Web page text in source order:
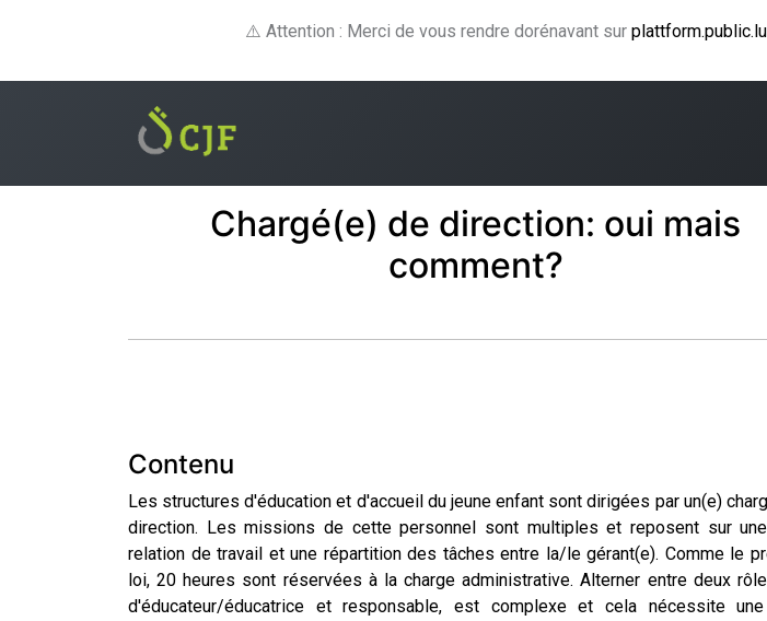
⚠️ Attention : Merci de vous rendre dorénavant sur plattform.public.lu
Chargé(e) de direction: oui mais
comment?
Contenu
Les structures d'éducation et d'accueil du jeune enfant sont dirigées par un(e)
direction. Les missions de cette personnel sont multiples et reposent sur
relation de travail et une répartition des tâches entre la/le gérant(e). Comme le
loi, 20 heures sont réservées à la charge administrative. Alterner entre deux
d'éducateur/éducatrice et responsable, est complexe et cela nécessite